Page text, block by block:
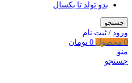
بدو تولد تا یکسال
جستجو
ورود / ثبت نام
0 محصول 0 تومان
منو
جستجو